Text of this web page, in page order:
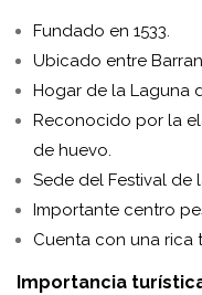
Fundado en 1533.
Ubicado entre
Hogar de la Laguna
Reconocido por la
de huevo.
Sede del Festival de
Importante centro
Cuenta con una rica
Importancia